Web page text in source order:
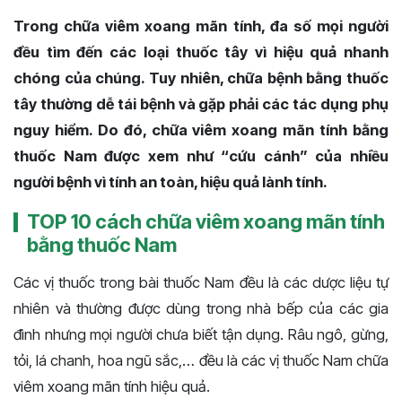
Trong chữa viêm xoang mãn tính, đa số mọi người
đều tìm đến các loại thuốc tây vì hiệu quả nhanh
chóng của chúng. Tuy nhiên, chữa bệnh bằng thuốc
tây thường dễ tái bệnh và gặp phải các tác dụng phụ
nguy hiểm. Do đó, chữa viêm xoang mãn tính bằng
thuốc Nam được xem như “cứu cánh” của nhiều
người bệnh vì tính an toàn, hiệu quả lành tính.
TOP 10 cách chữa viêm xoang mãn tính
bằng thuốc Nam
Các vị thuốc trong bài thuốc Nam đều là các dược liệu tự
nhiên và thường được dùng trong nhà bếp của các gia
đình nhưng mọi người chưa biết tận dụng. Râu ngô, gừng,
tỏi, lá chanh, hoa ngũ sắc,… đều là các vị thuốc Nam chữa
viêm xoang mãn tính hiệu quả.